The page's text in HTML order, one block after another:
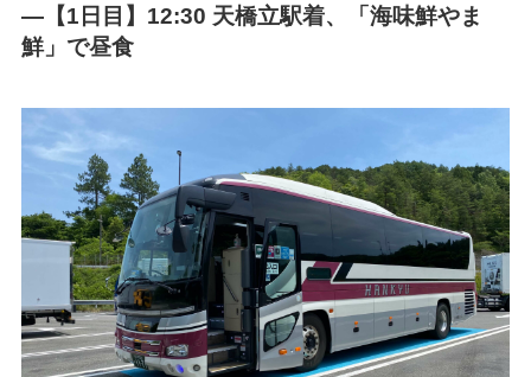
—【1日目】12:30 天橋立駅着、「海味鮮やま
鮮」で昼食